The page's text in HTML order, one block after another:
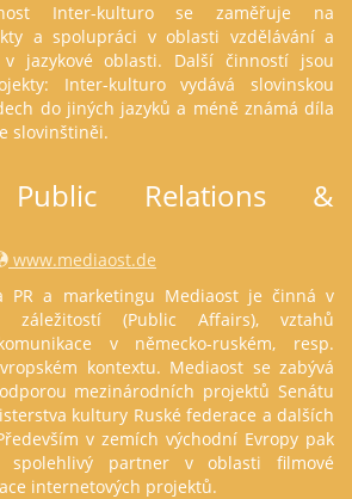
Inter-kulturo se zaměřuje na
a spolupráci v oblasti vzdělávání a
v jazykové oblasti. Další činností jsou
Inter-kulturo vydává slovinskou
do jiných jazyků a méně známá díla
slovinštiněi.
Public Relations &
www.mediaost.de
PR a marketingu Mediaost je činná v
záležitostí (Public Affairs), vztahů
v německo-ruském, resp.
kontextu. Mediaost se zabývá
mezinárodních projektů Senátu
kultury Ruské federace a dalších
v zemích východní Evropy pak
spolehlivý partner v oblasti filmové
internetových projektů.